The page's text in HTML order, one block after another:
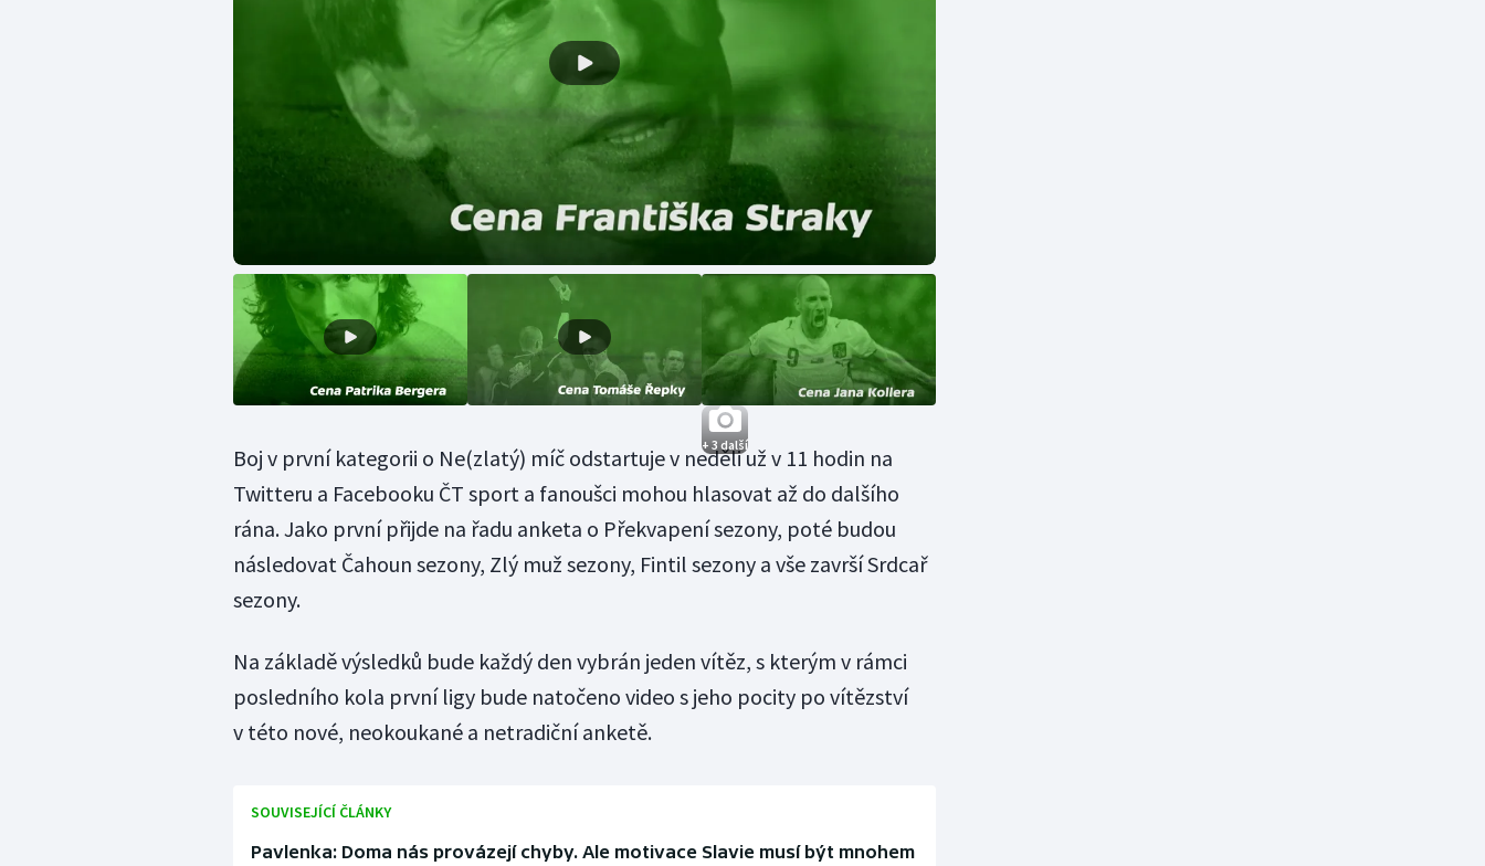
+ 3 další
Boj v první kategorii o Ne(zlatý) míč odstartuje v neděli už v 11 hodin na
Twitteru a Facebooku ČT sport a fanoušci mohou hlasovat až do dalšího
rána. Jako první přijde na řadu anketa o Překvapení sezony, poté budou
následovat Čahoun sezony, Zlý muž sezony, Fintil sezony a vše završí Srdcař
sezony.
Na základě výsledků bude každý den vybrán jeden vítěz, s kterým v rámci
posledního kola první ligy bude natočeno video s jeho pocity po vítězství
v této nové, neokoukané a netradiční anketě.
SOUVISEJÍCÍ ČLÁNKY
Pavlenka: Doma nás provázejí chyby. Ale motivace Slavie musí být mnohem